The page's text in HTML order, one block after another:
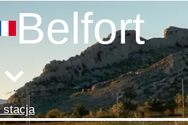
Belfort
stacja